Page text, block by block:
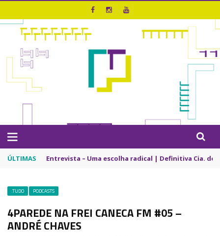
ÚLTIMAS Entrevista – Uma escolha radical | Definitiva Cia. de
.TUDO PODCASTS
4PAREDE NA FREI CANECA FM #05 –
ANDRÉ CHAVES